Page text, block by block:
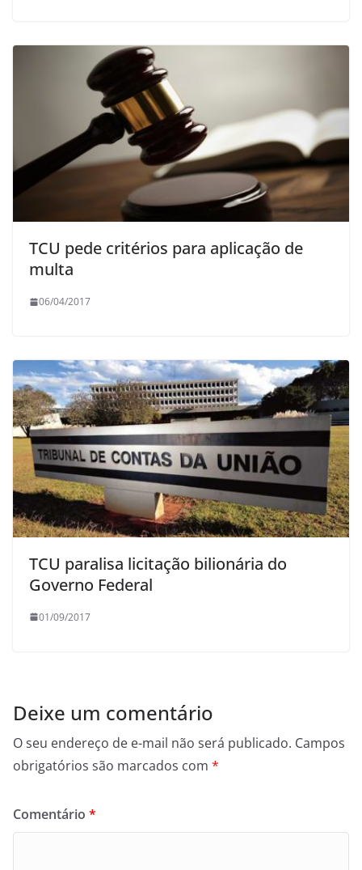
TCU pede critérios para aplicação de
multa
06/04/2017
TCU paralisa licitação bilionária do
Governo Federal
01/09/2017
Deixe um comentário
O seu endereço de e-mail não será publicado. Campos
obrigatórios são marcados com *
Comentário *